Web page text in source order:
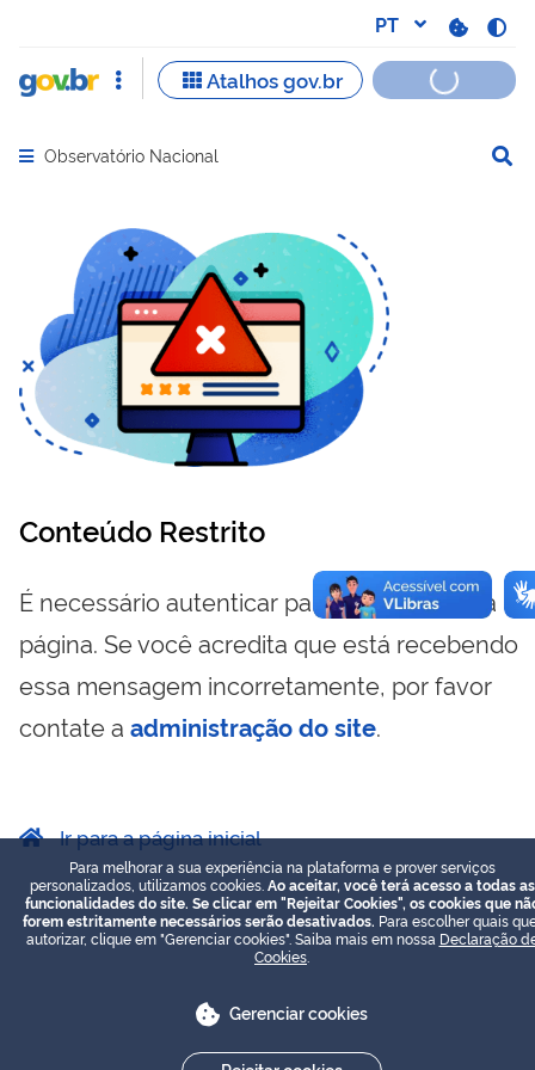
Abrir menu principal de navegação
Observatório Nacional
Conteúdo Restrito
É necessário autenticar para visualizar essa
página. Se você acredita que está recebendo
essa mensagem incorretamente, por favor
contate a administração do site.
Ir para a página inicial
Para melhorar a sua experiência na plataforma e prover serviços
personalizados, utilizamos cookies. Ao aceitar, você terá acesso a todas as
funcionalidades do site. Se clicar em "Rejeitar Cookies", os cookies que
forem estritamente necessários serão desativados. Para escolher quais
autorizar, clique em "Gerenciar cookies". Saiba mais em nossa Declaração
Cookies
Gerenciar cookies